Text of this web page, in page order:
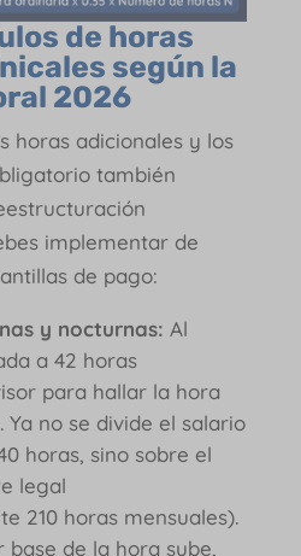
de horas
según la
2026
horas adicionales y los
también
implementar de
de pago:
y nocturnas: Al
a 42 horas
para hallar la hora
no se divide el salario
horas, sino sobre el
legal
210 horas mensuales).
base de la hora sube,